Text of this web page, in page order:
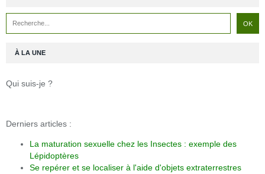
À LA UNE
Qui suis-je ?
Derniers articles :
La maturation sexuelle chez les Insectes : exemple des
Lépidoptères
Se repérer et se localiser à l'aide d'objets extraterrestres